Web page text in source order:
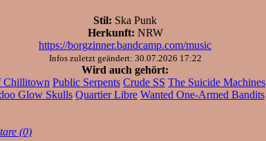
Stil: Ska Punk
Herkunft: NRW
https://borgzinner.bandcamp.com/music
Infos zuletzt geändert: 30.07.2026 17:22
Wird auch gehört:
Chillitown Public Serpents Crude SS The Suicide Machines
Glow Skulls Quartier Libre Wanted One-Armed Bandits
(0)